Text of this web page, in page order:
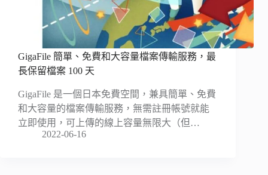
GigaFile 簡單、免費和大容量檔案傳輸服務，最
長保留檔案 100 天
GigaFile 是一個日本免費空間，兼具簡單、免費
和大容量的檔案傳輸服務，無需註冊帳號就能
立即使用，可上傳的線上容量無限大（但…
2022-06-16